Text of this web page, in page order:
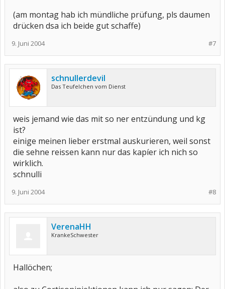
(am montag hab ich mündliche prüfung, pls daumen
drücken dsa ich beide gut schaffe)
#7
9. Juni 2004
schnullerdevil
Das Teufelchen vom Dienst
weis jemand wie das mit so ner entzündung und kg
ist?
einige meinen lieber erstmal auskurieren, weil sonst
die sehne reissen kann nur das kapíer ich nich so
wirklich.
schnulli
#8
9. Juni 2004
VerenaHH
KrankeSchwester
Hallöchen;